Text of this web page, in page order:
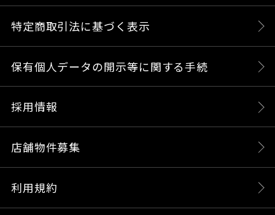
特定商取引法に基づく表示
保有個人データの開示等に関する手続
採用情報
店舗物件募集
利用規約